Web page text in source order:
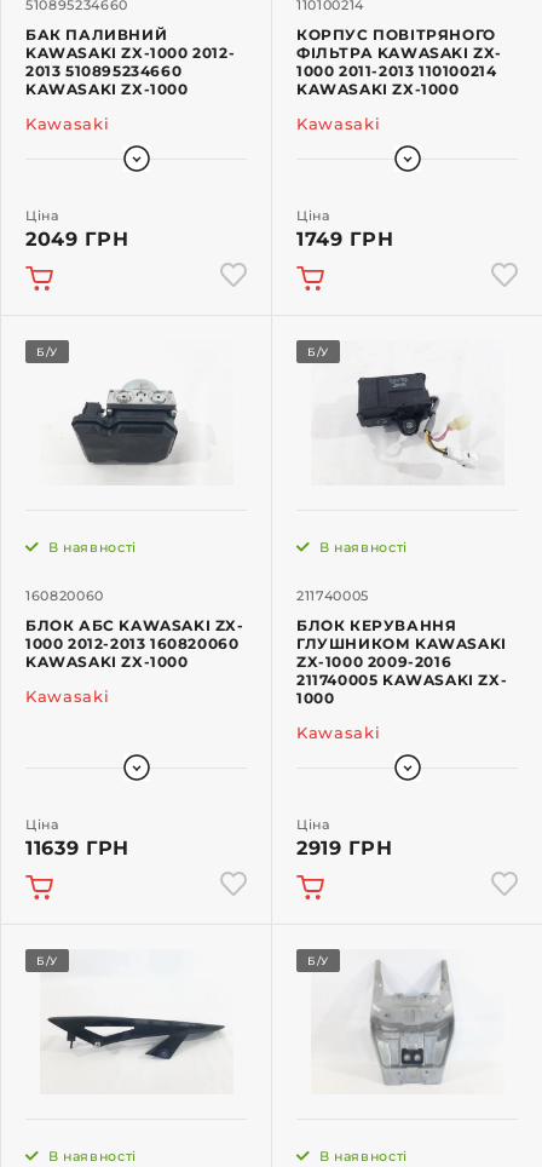
510895234660
БАК ПАЛИВНИЙ
KAWASAKI ZX-1000 2012-
2013 510895234660
KAWASAKI ZX-1000
Kawasaki
Ціна
2049 ГРН
110100214
КОРПУС ПОВІТРЯНОГО
ФІЛЬТРА KAWASAKI ZX-
1000 2011-2013 110100214
KAWASAKI ZX-1000
Kawasaki
Ціна
1749 ГРН
Б/У
160820060
В наявності
БЛОК АБС KAWASAKI ZX-
1000 2012-2013 160820060
KAWASAKI ZX-1000
Kawasaki
Ціна
11639 ГРН
Б/У
211740005
В наявності
БЛОК КЕРУВАННЯ
ГЛУШНИКОМ KAWASAKI
ZX-1000 2009-2016
211740005 KAWASAKI ZX-
1000
Kawasaki
Ціна
2919 ГРН
Б/У
В наявності
Б/У
В наявності